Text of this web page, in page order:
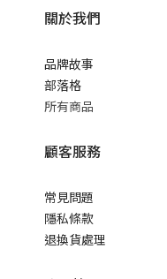
關於我們
品牌故事
部落格
所有商品
顧客服務
常見問題
隱私條款
退換貨處理